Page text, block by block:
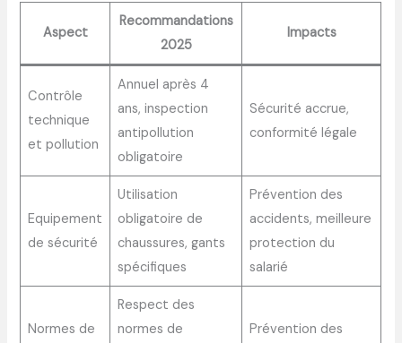
Aspect
Recommandations
2025
Impacts
Contrôle
technique
et pollution
Annuel après 4
ans, inspection
antipollution
obligatoire
Sécurité accrue,
conformité légale
Equipement
de sécurité
Utilisation
obligatoire de
chaussures, gants
spécifiques
Prévention des
accidents, meilleure
protection du
salarié
Normes de
Respect des
normes de
Prévention des